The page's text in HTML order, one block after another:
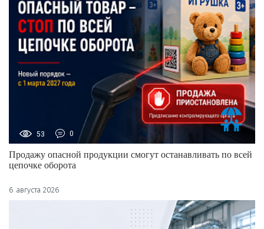
53 0
Продажу опасной продукции смогут останавливать по всей
цепочке оборота
6 августа 2026